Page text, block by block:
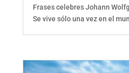
Frases celebres Johann
Se vive sólo una vez en el